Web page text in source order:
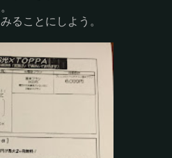
ることにしよう。